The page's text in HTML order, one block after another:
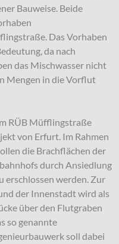
Bauweise. Beide
Das Vorhaben
da nach
das Mischwasser nicht
Mengen in die Vorflut
RÜB Müfflingstraße
von Erfurt. Im Rahmen
die Brachflächen der
durch Ansiedlung
erschlossen werden. Zur
der Innenstadt wird als
über den Flutgraben
so genannte
soll dabei